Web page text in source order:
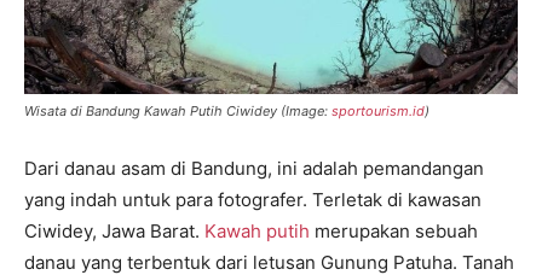
Wisata di Bandung Kawah Putih Ciwidey (Image: sportourism.id)
Dari danau asam di Bandung, ini adalah pemandangan
yang indah untuk para fotografer. Terletak di kawasan
Ciwidey, Jawa Barat. Kawah putih merupakan sebuah
danau yang terbentuk dari letusan Gunung Patuha. Tanah